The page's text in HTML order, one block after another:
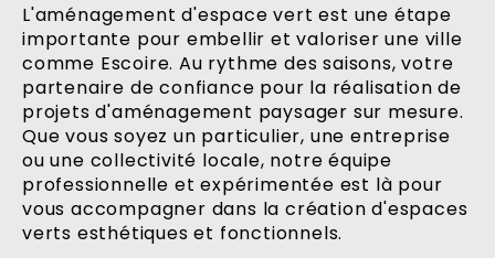
L'aménagement d'espace vert est une étape
importante pour embellir et valoriser une ville
comme Escoire. Au rythme des saisons, votre
partenaire de confiance pour la réalisation de
projets d'aménagement paysager sur mesure.
Que vous soyez un particulier, une entreprise
ou une collectivité locale, notre équipe
professionnelle et expérimentée est là pour
vous accompagner dans la création d'espaces
verts esthétiques et fonctionnels.